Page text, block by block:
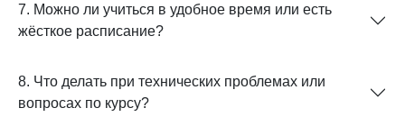
7. Можно ли учиться в удобное время или есть
жёсткое расписание?
8. Что делать при технических проблемах или
вопросах по курсу?